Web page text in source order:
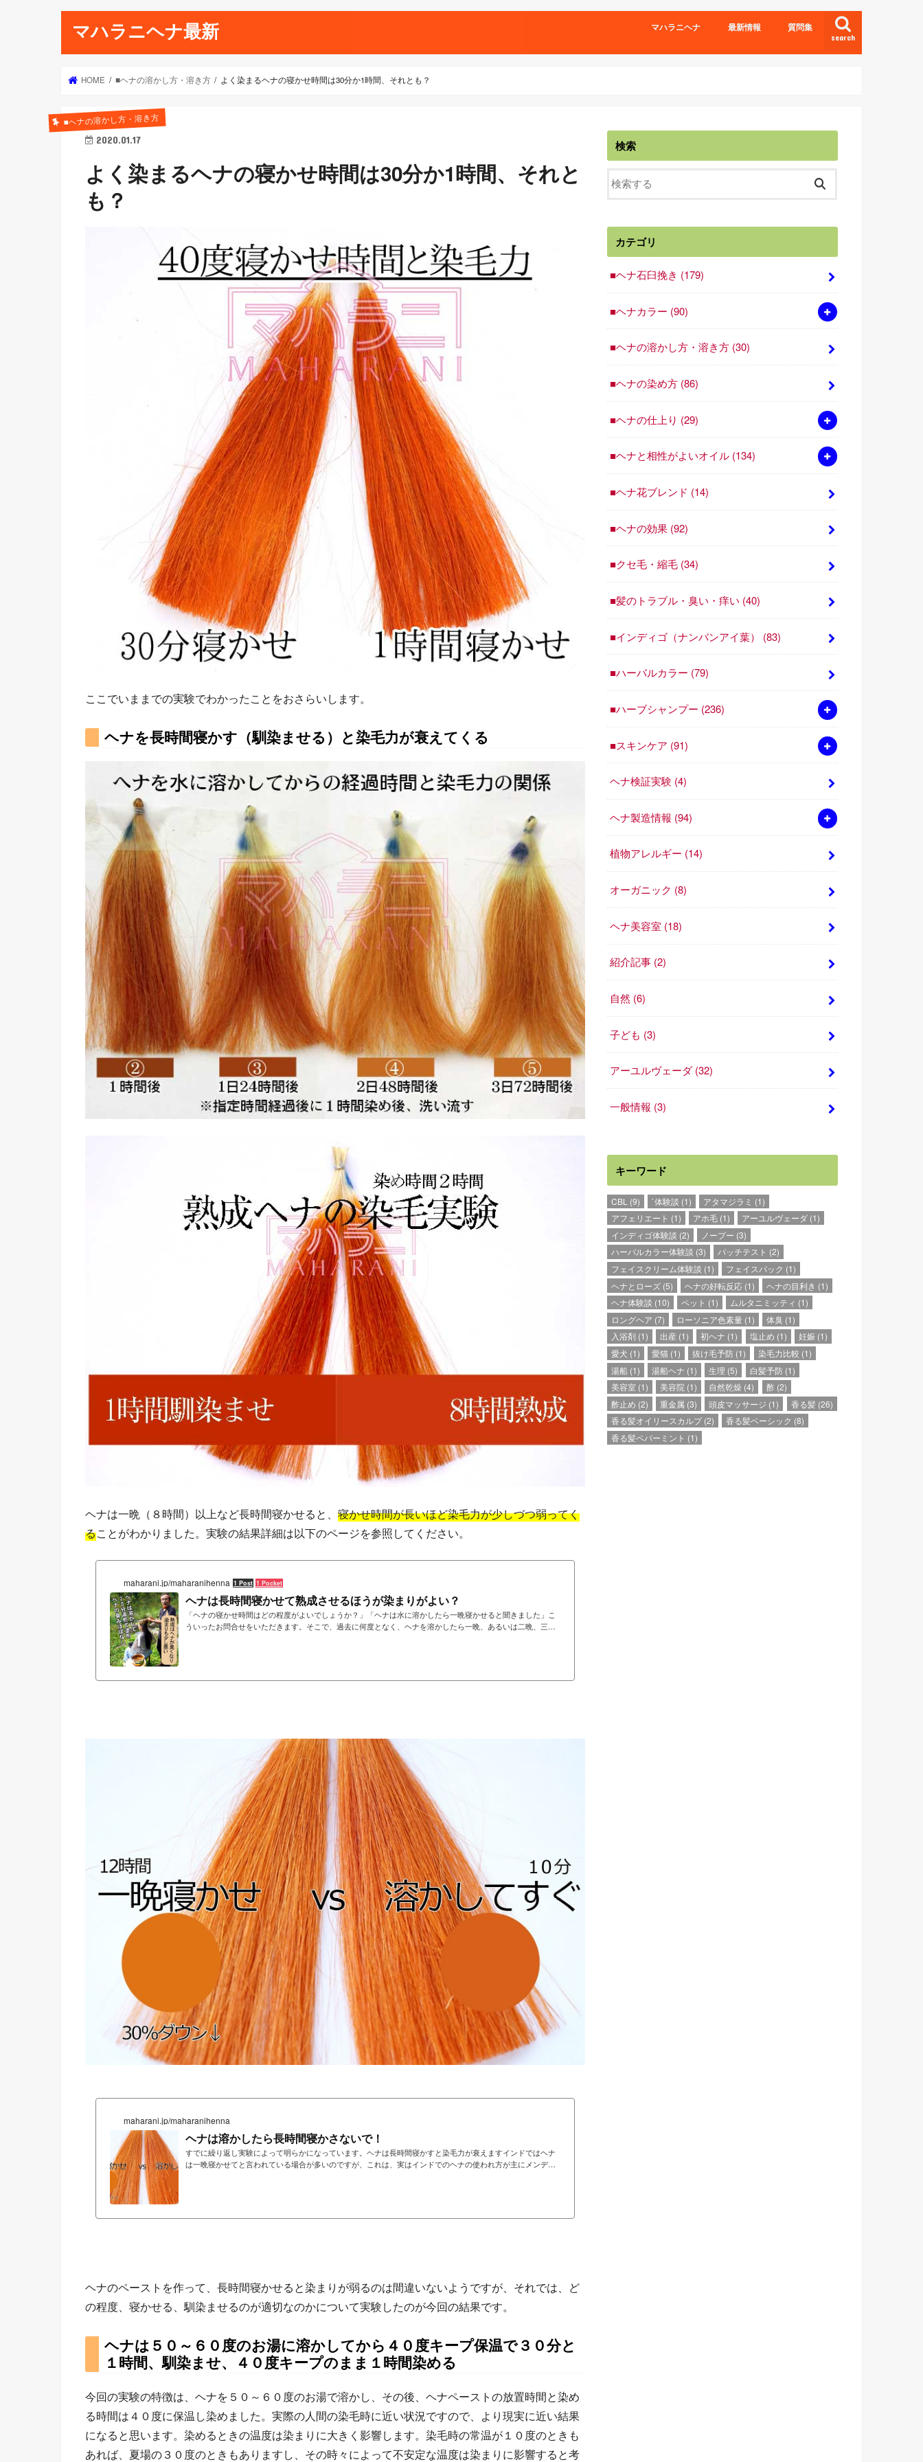
マハラニヘナ最新 search
マハラニヘナ 最新情報 質問集
HOME ■ヘナの溶かし方・溶き方 よく染まるヘナの寝かせ時間は30分か1時間、それとも？
■ヘナの溶かし方・溶き方
2020.01.17
よく染まるヘナの寝かせ時間は30分か1時間、それと
も？
ここでいままでの実験でわかったことをおさらいします。
ヘナを長時間寝かす（馴染ませる）と染毛力が衰えてくる
ヘナは一晩（８時間）以上など長時間寝かせると、 寝かせ時間が長いほど染毛力が少しづつ弱ってく
ることがわかりました。実験の結果詳細は以下のページを参照してください。
maharani.jp/maharanihenna 1 Post 1 Pocket
ヘナは長時間寝かせて熟成させるほうが染まりがよい？
「ヘナの寝かせ時間はどの程度がよいでしょうか？」「ヘナは水に溶かしたら一晩寝かせると聞きました」こ
ういったお問合せをいただきます。そこで、過去に何度となく、ヘナを溶かしたら一晩、あるいは二晩、三晩
maharani.jp/maharanihenna
ヘナは溶かしたら長時間寝かさないで！
すでに繰り返し実験によって明らかになっています。ヘナは長時間寝かすと染毛力が衰えますインドではヘナ
は一晩寝かせてと言われている場合が多いのですが、これは、実はインドでのヘナの使われ方が主にメンディ
ヘナのペーストを作って、長時間寝かせると染まりが弱るのは間違いないようですが、それでは、ど
の程度、寝かせる、馴染ませるのが適切なのかについて実験したのが今回の結果です。
ヘナは５０～６０度のお湯に溶かしてから４０度キープ保温で３０分と
１時間、馴染ませ、４０度キープのまま１時間染める
今回の実験の特徴は、ヘナを５０～６０度のお湯で溶かし、その後、ヘナペーストの放置時間と染め
る時間は４０度に保温し染めました。実際の人間の染毛時に近い状況ですので、より現実に近い結果
になると思います。染めるときの温度は染まりに大きく影響します。染毛時の常温が１０度のときも
あれば、夏場の３０度のときもありますし、その時々によって不安定な温度は染まりに影響すると考
検索
カテゴリ
■ヘナ石臼挽き (179)
■ヘナカラー (90)
■ヘナの溶かし方・溶き方 (30)
■ヘナの染め方 (86)
■ヘナの仕上り (29)
■ヘナと相性がよいオイル (134)
■ヘナ花ブレンド (14)
■ヘナの効果 (92)
■クセ毛・縮毛 (34)
■髪のトラブル・臭い・痒い (40)
■インディゴ（ナンバンアイ葉） (83)
■ハーバルカラー (79)
■ハーブシャンプー (236)
■スキンケア (91)
ヘナ検証実験 (4)
ヘナ製造情報 (94)
植物アレルギー (14)
オーガニック (8)
ヘナ美容室 (18)
紹介記事 (2)
自然 (6)
子ども (3)
アーユルヴェーダ(32)
一般情報 (3)
キーワード
CBL (9) `体験談 (1) アタマジラミ (1)
アフェリエート (1) アホ毛 (1) アーユルヴェーダ (1)
インディゴ体験談 (2) ノープー (3)
ハーバルカラー体験談 (3) パッチテスト (2)
フェイスクリーム体験談 (1) フェイスパック (1)
ヘナとローズ (5) ヘナの好転反応 (1) ヘナの目利き (1)
ヘナ体験談 (10) ペット (1) ムルタニミッティ (1)
ロングヘア (7) ローソニア色素量 (1) 体臭 (1)
入浴剤 (1) 出産 (1) 初ヘナ (1) 塩止め (1) 妊娠(1)
愛犬 (1) 愛猫 (1) 抜け毛予防 (1) 染毛力比較 (1)
湯船 (1) 湯船ヘナ (1) 生理 (5) 白髪予防(1)
美容室 (1) 美容院 (1) 自然乾燥 (4) 酢(2)
酢止め (2) 重金属 (3) 頭皮マッサージ (1) 香る髪(26)
香る髪オイリースカルプ (2) 香る髪ベーシック (8)
香る髪ペパーミント (1)